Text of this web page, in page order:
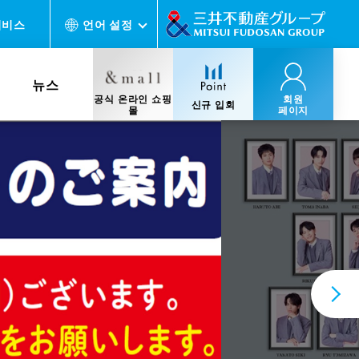
스 언어 설정
뉴스
공식 온라인 쇼핑
몰
신규 입회
회원
페이지